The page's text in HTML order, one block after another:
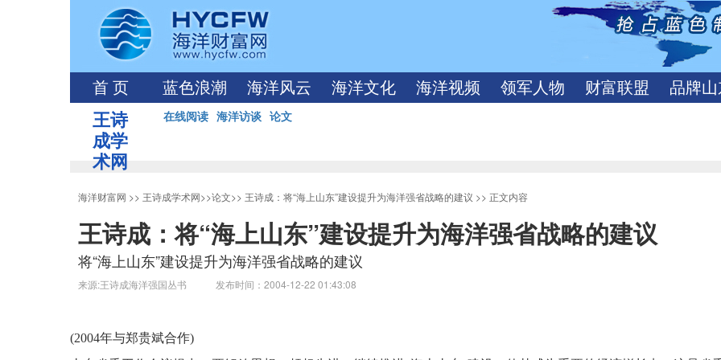
首 页 蓝色浪潮 海洋风云 海洋文化 海洋视频 领军人物 财富联盟 品牌
王诗
成学
术网
在线阅读 海洋访谈 论文
海洋财富网 >> 王诗成学术网>>论文>> 王诗成：将“海上山东”建设提升为海洋强省战略的建议 >> 正文内容
王诗成：将“海上山东”建设提升为海洋强省战略的建议
将“海上山东”建设提升为海洋强省战略的建议
来源:王诗成海洋强国丛书 发布时间：2004-12-22 01:43:08
(2004年与郑贵斌合作)